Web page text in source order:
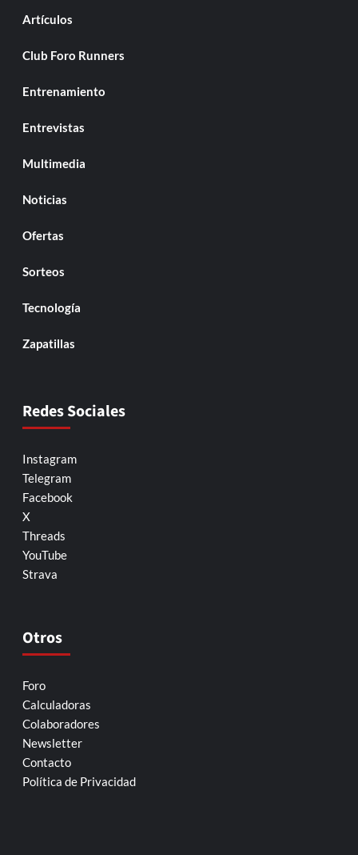
Artículos
Club Foro Runners
Entrenamiento
Entrevistas
Multimedia
Noticias
Ofertas
Sorteos
Tecnología
Zapatillas
Redes Sociales
Instagram
Telegram
Facebook
X
Threads
YouTube
Strava
Otros
Foro
Calculadoras
Colaboradores
Newsletter
Contacto
Política de Privacidad